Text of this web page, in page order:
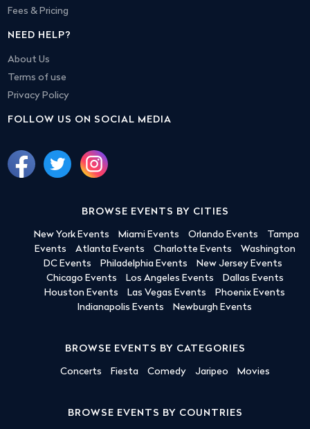
Fees & Pricing
NEED HELP?
About Us
Terms of use
Privacy Policy
FOLLOW US ON SOCIAL MEDIA
BROWSE EVENTS BY CITIES
New York Events Miami Events Orlando Events
Tampa
Events
Atlanta Events Charlotte Events
Washington
DC Events
Philadelphia Events
New Jersey Events
Chicago Events
Los Angeles Events
Dallas Events
Houston Events
Las Vegas Events
Phoenix Events
Indianapolis Events
Newburgh Events
BROWSE EVENTS BY CATEGORIES
Concerts Fiesta Comedy Jaripeo Movies
BROWSE EVENTS BY COUNTRIES